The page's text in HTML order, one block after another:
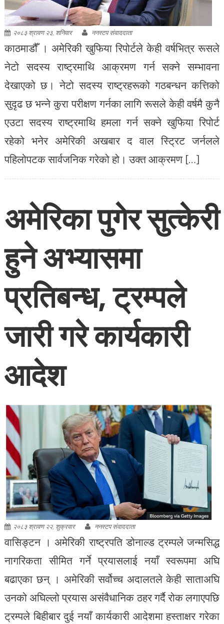
२०८३ श्रावण २३, शनिवार ननस्टप संवाददाता
काठमाडौँ । अमेरिकी खुफिया रिपोर्टले केही वर्षभित्र रूसले
नेटो सदस्य राष्ट्रमाथि आक्रमण गर्न सक्ने सम्भावना
देखाएको छ। नेटो सदस्य राष्ट्रहरूको गठबन्धन कत्तिको
सुदृढ छ भन्ने कुरा परीक्षण गर्नका लागि रूसले केही वर्षमै कुनै
एउटा सदस्य राष्ट्रमाथि हमला गर्न सक्ने खुफिया रिपोर्ट
रहेको भनेर अमेरिकी अखबार द वाल स्ट्रिट जर्नलले
पहिलोपटक सार्वजनिक गरेको हो। उक्त आक्रमण […]
अमेरिका पुगेर सुत्केरी
हुने अभ्यासमा
प्रतिबन्ध, ट्रम्पले
जारी गरे कार्यकारी
आदेश
२०८३ श्रावण २२, शुक्रवार ननस्टप संवाददाता
वासिङ्टन । अमेरिकी राष्ट्रपति डोनाल्ड ट्रम्पले जन्मसिद्ध
नागरिकता सीमित गर्ने प्रयासलाई नयाँ स्वरूपमा अघि
बढाएका छन् । अमेरिकी सर्वोच्च अदालतले केही साताअघि
उनको अघिल्लो प्रयास असंवैधानिक ठहर गर्दै रोक लगाएपछि
ट्रम्पले बिहीबार दुई नयाँ कार्यकारी आदेशमा हस्ताक्षर गरेका